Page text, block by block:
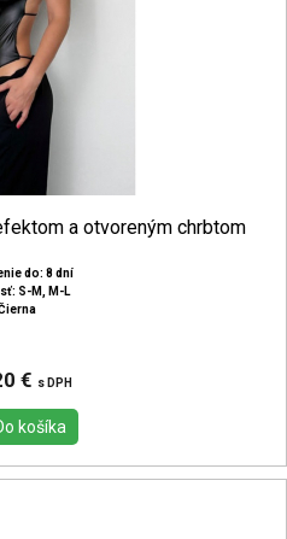
a otvoreným chrbtom
do: 8 dní
S-M, M-L
€ s DPH